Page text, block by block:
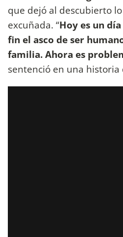
que dejó al descubierto
excuñada. “Hoy es un
fin el asco de ser
familia. Ahora es
sentenció en una historia